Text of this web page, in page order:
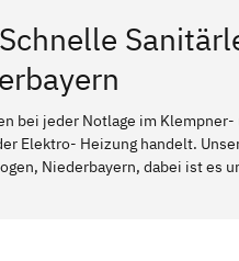
bei jeder Notlage im
Elektro- Heizung handelt.
Niederbayern, dabei ist es